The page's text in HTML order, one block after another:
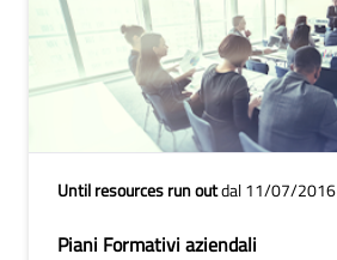
Until resources run outdal 11/07/2016
Piani Formativi aziendali